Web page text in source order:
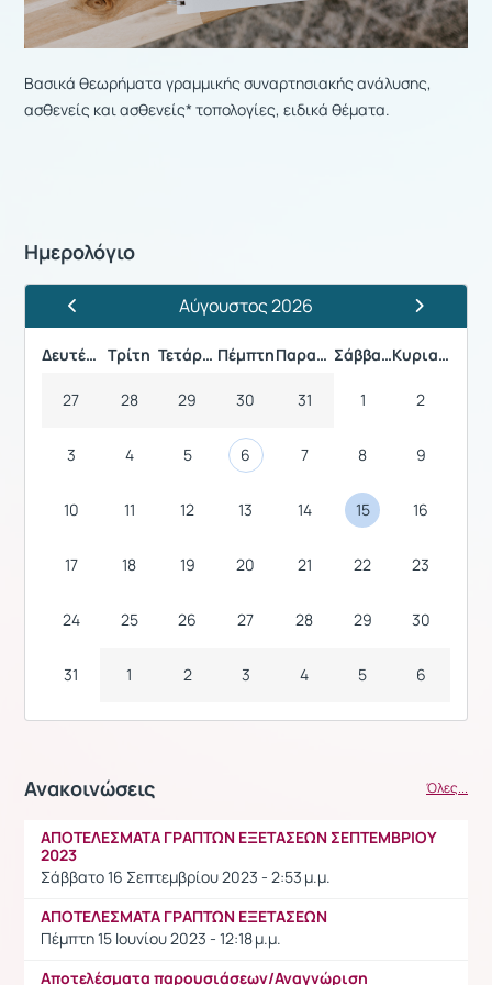
Βασικά θεωρήματα γραμμικής συναρτησιακής ανάλυσης,
ασθενείς και ασθενείς* τοπολογίες, ειδικά θέματα.
Ημερολόγιο
Προηγούμενος ΜήναςΑύγουστος 2026
Επόμενος
Δευτέρα Τρίτη Τετάρτη Πέμπτη Παρασκευή Σάββατο Κυριακή
27 28 29 30 31 1 2
3 4 5 6 7 8 9
10 11 12 13 14 15 16
17 18 19 20 21 22 23
24 25 26 27 28 29 30
31 1 2 3 4 5 6
Ανακοινώσεις Όλες...
ΑΠΟΤΕΛΕΣΜΑΤΑ ΓΡΑΠΤΩΝ ΕΞΕΤΑΣΕΩΝ ΣΕΠΤΕΜΒΡΙΟΥ
2023
Σάββατο 16 Σεπτεμβρίου 2023 - 2:53 μ.μ.
ΑΠΟΤΕΛΕΣΜΑΤΑ ΓΡΑΠΤΩΝ ΕΞΕΤΑΣΕΩΝ
Πέμπτη 15 Ιουνίου 2023 - 12:18 μ.μ.
Αποτελέσματα παρουσιάσεων/Αναγνώριση